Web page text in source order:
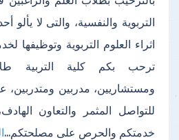
التربوية والنفسية، والتى لا يألو
اثراء العلوم التربوية وتوظيفها
ترحب بكم كلية التربية
ومستشاريين، مدربين ومتدربين،
للتواصل المثمر والتعاون
خدمتكم والحرص على مصلحتكم...